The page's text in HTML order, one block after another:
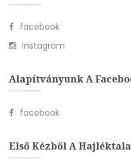
facebook
Instagram
Alapítványunk A
facebook
Első Kézből A